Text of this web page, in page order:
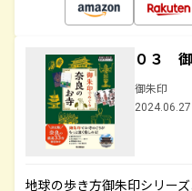
０３ 御
御朱印
地球の歩き方御朱印シリー